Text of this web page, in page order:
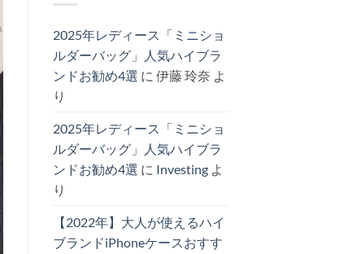
兼
ね
備
え
た
4
い
編
み
風
バ
ッ
め
♪
へ
の
ハ
ツ
帳
ス
ス
ス
メ！
り
せ
2025年レディース「ミニショ
ルダーバッグ」人気ハイブラ
ンドお勧め4選 に 伊藤 玲奈 よ
り
2025年レディース「ミニショ
ルダーバッグ」人気ハイブラ
ンドお勧め4選 に Investingよ
り
【2022年】大人が使えるハイ
ブランドiPhoneケースおすす